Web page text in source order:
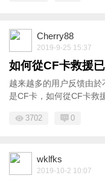
Cherry88
2019-9-25 15:37
如何從CF卡救援
越来越多的用户反馈由
是CF卡，如何從CF卡救
3702 0
wklfks
2019-10-2 10:07